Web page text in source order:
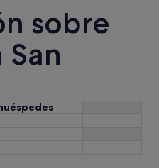
sobre